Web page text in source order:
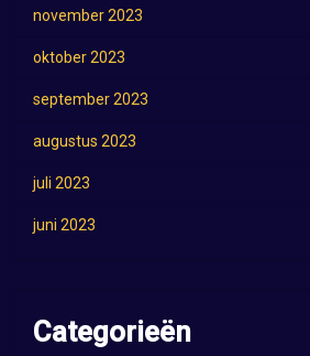
november 2023
oktober 2023
september 2023
augustus 2023
juli 2023
juni 2023
Categorieën